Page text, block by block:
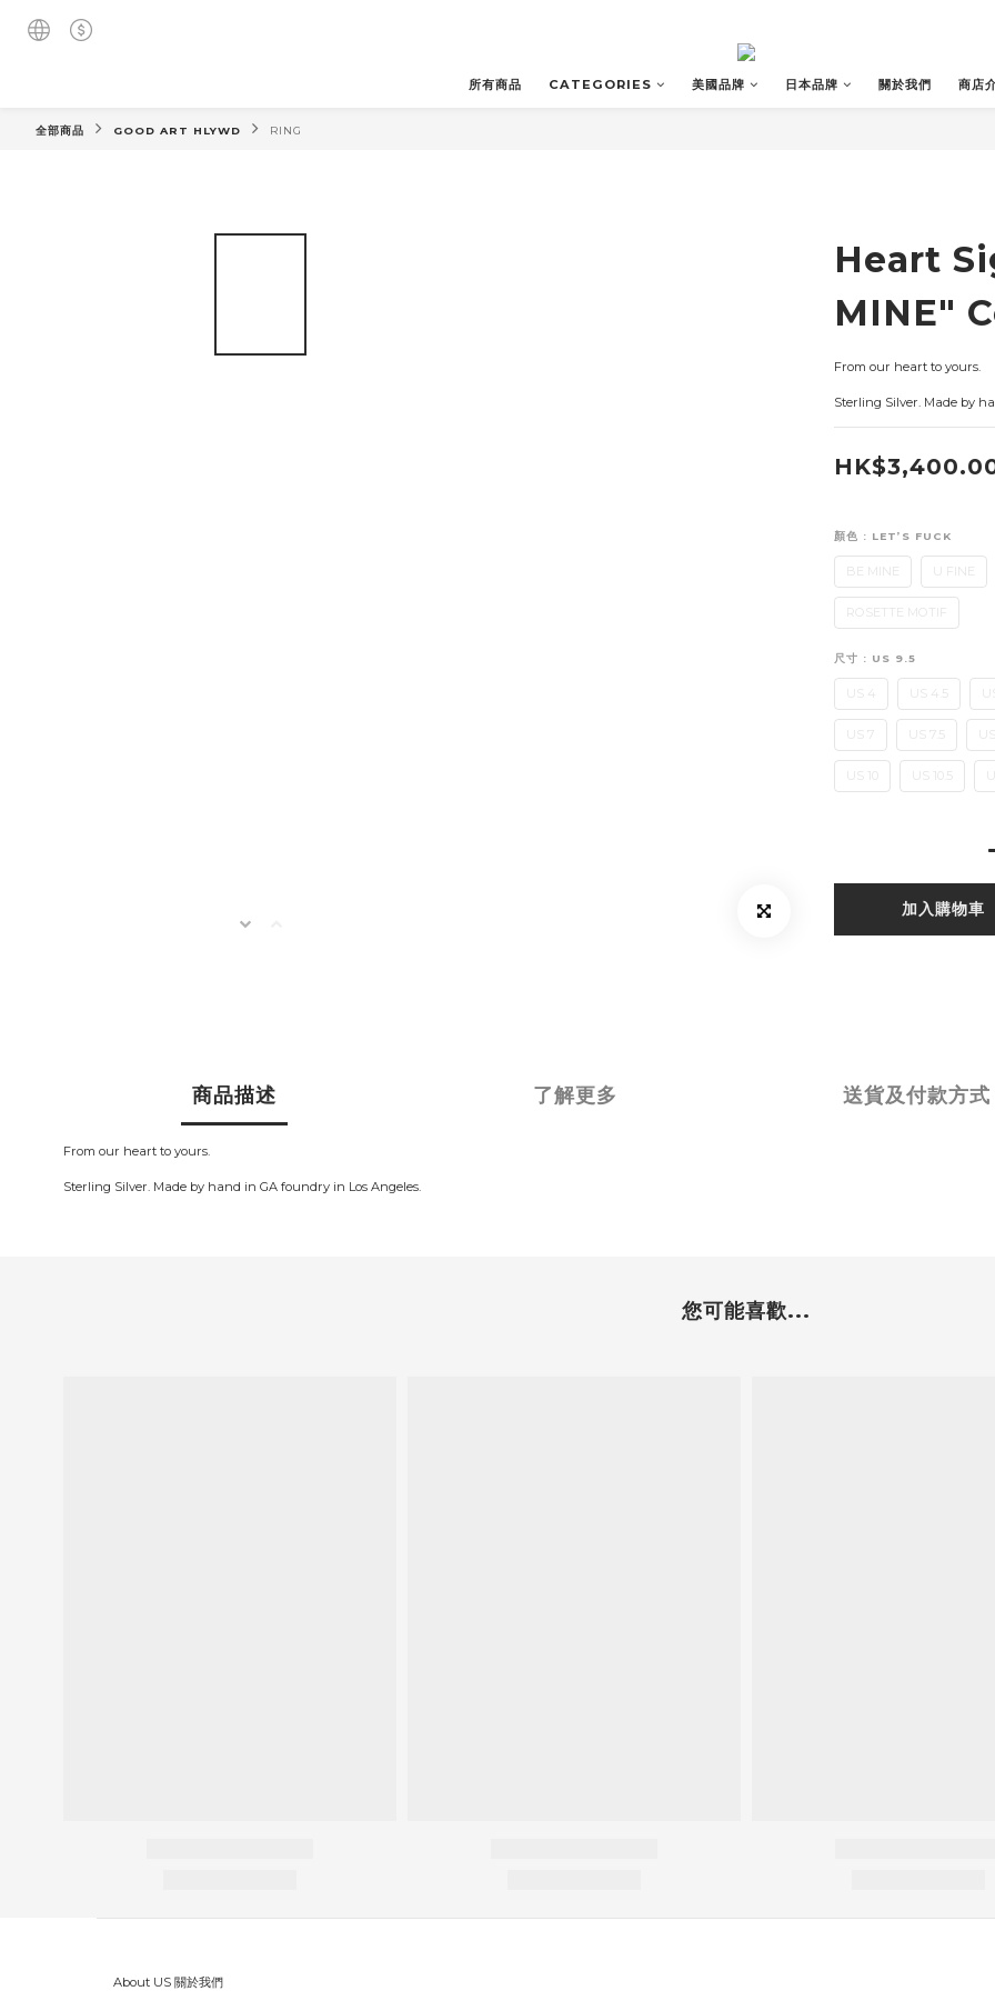
所有商品 CATEGORIES 美國品牌 日本品牌 關於我們 商店
全部商品 GOOD ART HLYWD RING
Heart
MINE"
From our heart to yours.
Sterling Silver. Made by
顏色 : LET’S FUCK
BE MINE U FINE
ROSETTE MOTIF
尺寸 : US 9.5
US 4 US 4.5
US 7 US 7.5
US 10 US 10.5
加入購物車
商品描述 了解更多 送貨及付款方式
From our heart to yours.
Sterling Silver. Made by hand in GA foundry in Los Angeles.
您可能喜歡...
About US 關於我們